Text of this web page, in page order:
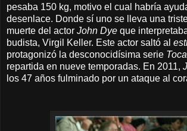
pesaba 150 kg, motivo el cual habría
desenlace. Donde sí uno se lleva una
muerte del actor John Dye que
budista, Virgil Keller. Este actor saltó al
protagonizó la desconocidísima serie
repartida en nueve temporadas. En 2011,
los 47 años fulminado por un ataque al